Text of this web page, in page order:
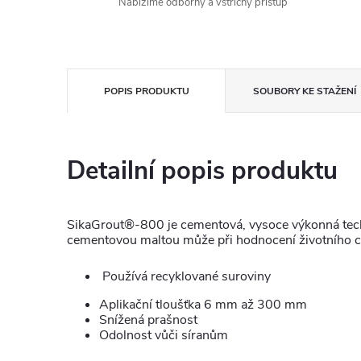
POPIS PRODUKTU SOUBORY KE STAŽENÍ
Detailní popis produktu
SikaGrout®-800 je cementová, vysoce výkonná
cementovou maltou může při hodnocení životního
Používá recyklované suroviny
Aplikační tloušťka 6 mm až 300 mm
Snížená prašnost
Odolnost vůči síranům